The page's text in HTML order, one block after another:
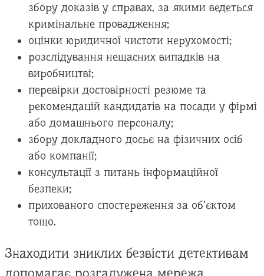
збору доказів у справах, за якими ведеться
кримінальне провадження;
оцінки юридичної чистоти нерухомості;
розслідування нещасних випадків на
виробництві;
перевірки достовірності резюме та
рекомендацій кандидатів на посади у фірмі
або домашнього персоналу;
збору докладного досьє на фізичних осіб
або компанії;
консультації з питань інформаційної
безпеки;
прихованого спостереження за об’єктом
тощо.
Знаходити зниклих безвісти детективам